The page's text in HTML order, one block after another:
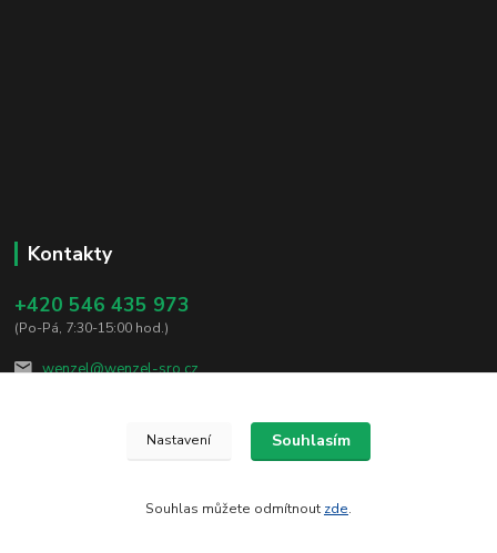
Kontakty
+420 546 435 973
(Po-Pá, 7:30-15:00 hod.)
wenzel@wenzel-sro.cz
Nastavení Souhlasím
Souhlas můžete odmítnout zde.